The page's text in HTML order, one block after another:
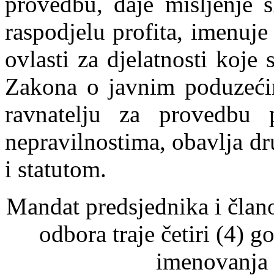
raspodjelu profita,
ovlasti za djelatnosti koje
Zakona o javnim
ravnatelju za provedbu
nepravilnostima, obavlja
i statutom.
Mandat predsjednika i
odbora traje četiri (4)